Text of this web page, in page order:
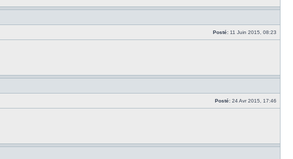
Posté: 11 Juin 2015, 08:23
Posté: 24 Avr 2015, 17:46